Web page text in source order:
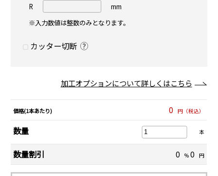
R
mm
※入力数値は整数のみとなります。
カッター切断
加工オプションについて詳しくはこちら
価格(1本あたり) 0 円（税込）
数量 本
数量割引 0 % 0 円